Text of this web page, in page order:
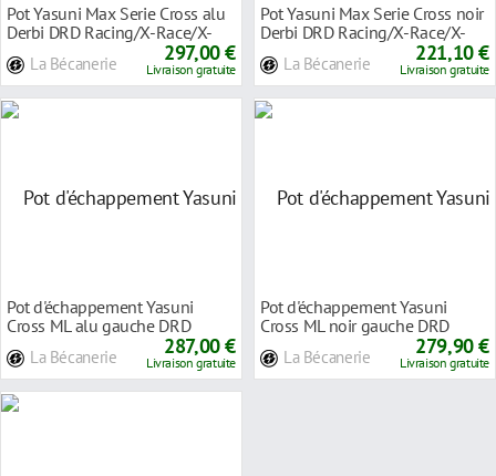
Pot Yasuni Max Serie Cross alu
Derbi DRD Racing/X-Race/X-
La Bécanerie 297,00 €
Livraison gratuite
Pot Yasuni Max Serie Cross noir
Derbi DRD Racing/X-Race/X-
La Bécanerie 221,10 €
Livraison gratuite
Pot d'échappement Yasuni
Cross ML alu gauche DRD
Racing/X-Race/X-Trem
La Bécanerie 287,00 €
Livraison gratuite
Pot d'échappement Yasuni
Cross ML noir gauche DRD
La Bécanerie 279,90 €
Livraison gratuite